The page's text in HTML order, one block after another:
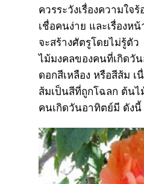
ควรระวังเรื่องความใจ
เชื่อคนง่าย และเรื่องห
จะสร้างศัตรูโดยไม่รู้ตัว
ไม้มงคลของคนที่เกิดวั
ดอกสีเหลือง หรือสีส้ม เ
ส้มเป็นสีที่ถูกโฉลก ต้นไ
คนเกิดวันอาทิตย์มี ดังนี้